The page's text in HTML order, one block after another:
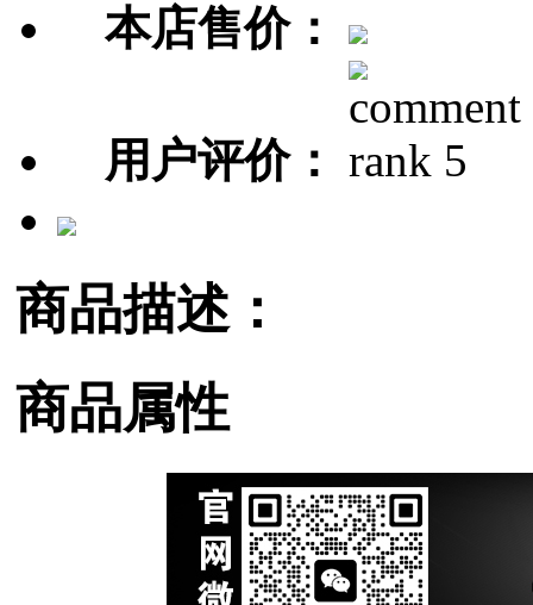
本店售价：
用户评价：
商品描述：
商品属性